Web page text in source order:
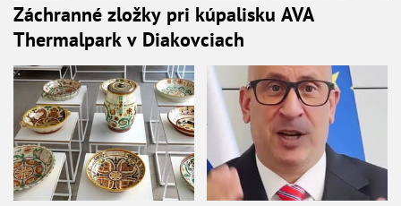
Záchranné zložky pri kúpalisku AVA
Thermalpark v Diakovciach